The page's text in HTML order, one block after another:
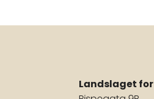
Landslaget